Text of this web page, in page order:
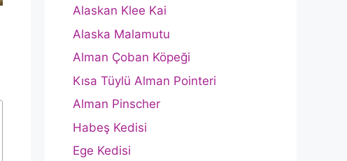
Alaskan Klee Kai
Alaska Malamutu
Alman Çoban Köpeği
Kısa Tüylü Alman Pointeri
Alman Pinscher
Habeş Kedisi
Ege Kedisi